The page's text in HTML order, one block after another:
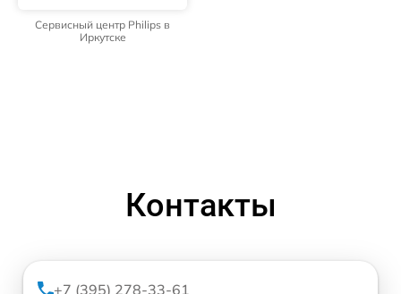
Сервисный центр Philips в
Иркутске
Контакты
+7 (395) 278-33-61